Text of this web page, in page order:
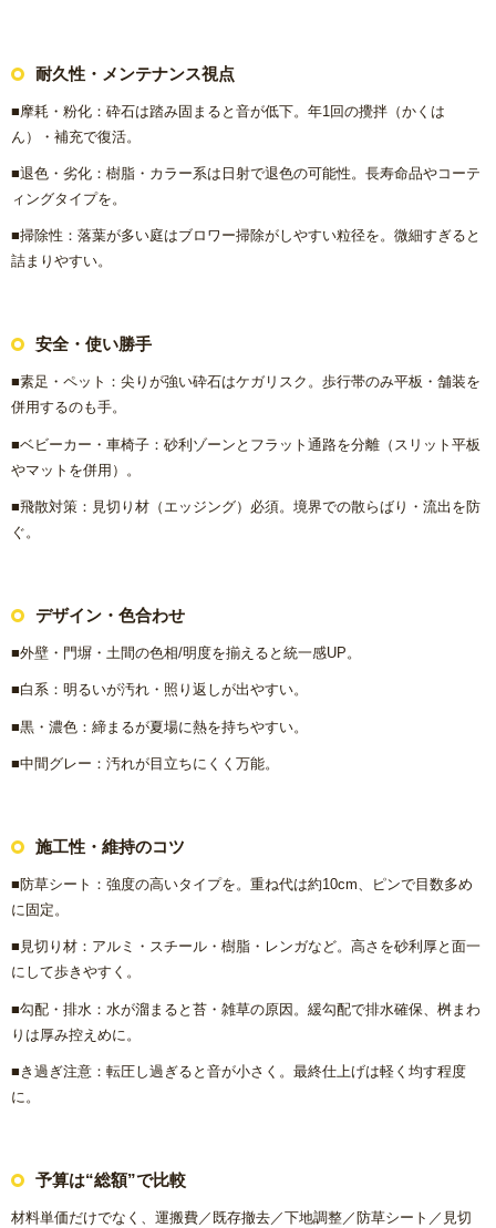
耐久性・メンテナンス視点
■摩耗・粉化：砕石は踏み固まると音が低下。年1回の攪拌（かくは
ん）・補充で復活。
■退色・劣化：樹脂・カラー系は日射で退色の可能性。長寿命品やコーテ
ィングタイプを。
■掃除性：落葉が多い庭はブロワー掃除がしやすい粒径を。微細すぎると
詰まりやすい。
安全・使い勝手
■素足・ペット：尖りが強い砕石はケガリスク。歩行帯のみ平板・舗装を
併用するのも手。
■ベビーカー・車椅子：砂利ゾーンとフラット通路を分離（スリット平板
やマットを併用）。
■飛散対策：見切り材（エッジング）必須。境界での散らばり・流出を防
ぐ。
デザイン・色合わせ
■外壁・門塀・土間の色相/明度を揃えると統一感UP。
■白系：明るいが汚れ・照り返しが出やすい。
■黒・濃色：締まるが夏場に熱を持ちやすい。
■中間グレー：汚れが目立ちにくく万能。
施工性・維持のコツ
■防草シート：強度の高いタイプを。重ね代は約10cm、ピンで目数多め
に固定。
■見切り材：アルミ・スチール・樹脂・レンガなど。高さを砂利厚と面一
にして歩きやすく。
■勾配・排水：水が溜まると苔・雑草の原因。緩勾配で排水確保、桝まわ
りは厚み控えめに。
■き過ぎ注意：転圧し過ぎると音が小さく。最終仕上げは軽く均す程度
に。
予算は“総額”で比較
材料単価だけでなく、運搬費／既存撤去／下地調整／防草シート／見切